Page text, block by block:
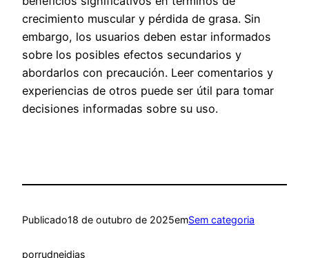
crecimiento muscular y pérdida de grasa. Sin
embargo, los usuarios deben estar informados
sobre los posibles efectos secundarios y
abordarlos con precaución. Leer comentarios y
experiencias de otros puede ser útil para tomar
decisiones informadas sobre su uso.
Publicado18 de outubro de 2025emSem categoria
porrudneidias